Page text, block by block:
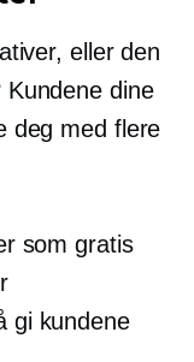
eller den
dine
deg med flere
som gratis
gi kundene